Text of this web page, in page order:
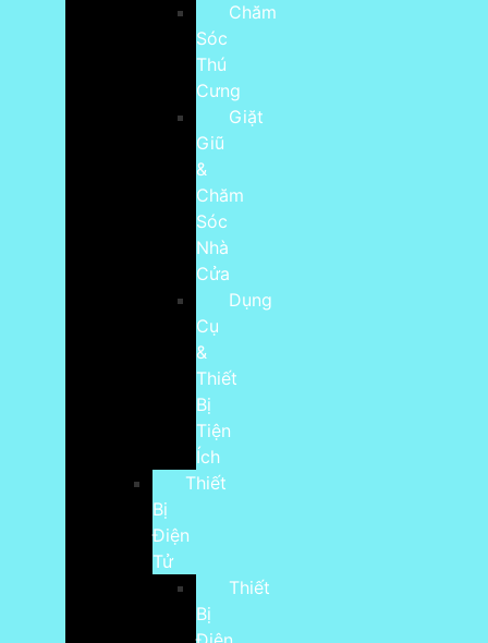
Chăm
Sóc
Thú
Cưng
Giặt
Giũ
&
Chăm
Sóc
Nhà
Cửa
Dụng
Cụ
&
Thiết
Bị
Tiện
Ích
Thiết
Bị
Điện
Tử
Thiết
Bị